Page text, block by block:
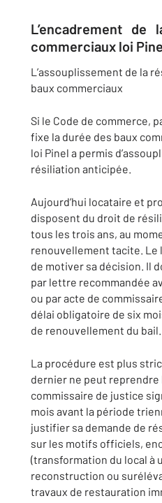
L’encadrement
commerciaux loi
L’assouplissement de la
baux commerciaux
Si le Code de commerce,
fixe la durée des baux
loi Pinel a permis
résiliation anticipée.
Aujourd’hui locataire et
disposent du droit de
tous les trois ans, au
renouvellement tacite. Le
de motiver sa décision. Il
par lettre recommandée
ou par acte de
délai obligatoire de six
de renouvellement du bail.
La procédure est plus
dernier ne peut reprendre
commissaire de justice
mois avant la période
justifier sa demande de
sur les motifs officiels,
(transformation du local à
reconstruction ou
travaux de restauration